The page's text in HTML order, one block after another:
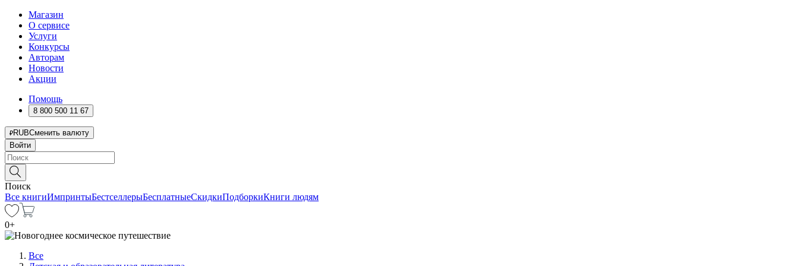
Магазин
О сервисе
Услуги
Конкурсы
Авторам
Новости
Акции
Помощь
8 800 500 11 67
RUBСменить валюту
Войти
Поиск
Все книгиИмпринтыБестселлерыБесплатныеСкидкиПодборкиКниги людям
0+
Все